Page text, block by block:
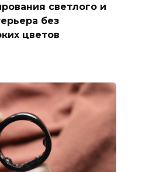
светлого и
без
цветов